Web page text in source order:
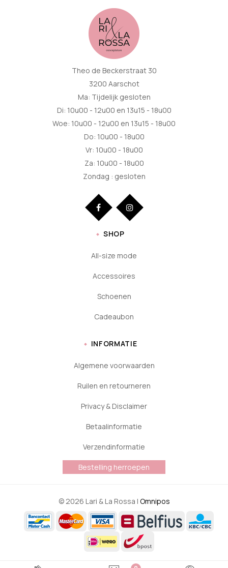
Theo de Beckerstraat 30
3200 Aarschot
Ma: Tijdelijk gesloten
Di: 10u00 - 12u00 en 13u15 - 18u00
Woe: 10u00 - 12u00 en 13u15 - 18u00
Do: 10u00 - 18u00
Vr: 10u00 - 18u00
Za: 10u00 - 18u00
Zondag : gesloten
SHOP
All-size mode
Accessoires
Schoenen
Cadeaubon
INFORMATIE
Algemene voorwaarden
Ruilen en retourneren
Privacy & Disclaimer
Betaalinformatie
Verzendinformatie
Bestelling herroepen
© 2026 Lari & La Rossa | Omnipos